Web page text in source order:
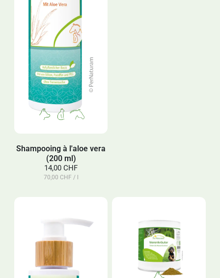
Shampooing à l'aloe vera
(200 ml)
14,00 CHF
70,00 CHF / l